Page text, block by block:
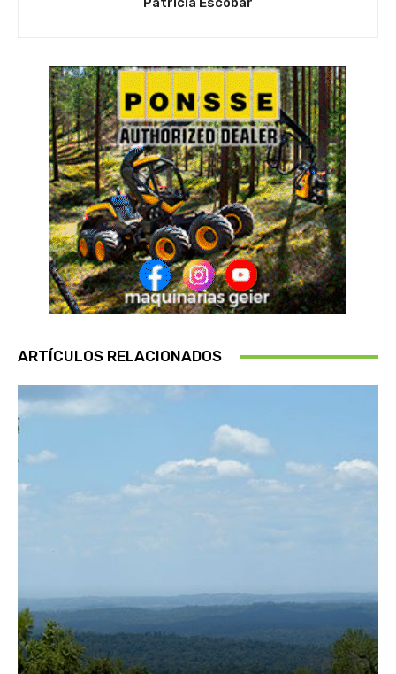
ARTÍCULOS RELACIONADOS